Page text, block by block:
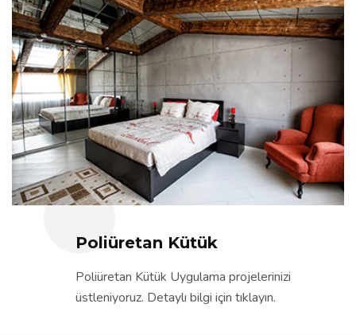
Poliüretan Kütük
Poliüretan Kütük Uygulama projelerinizi
üstleniyoruz. Detaylı bilgi için tıklayın.